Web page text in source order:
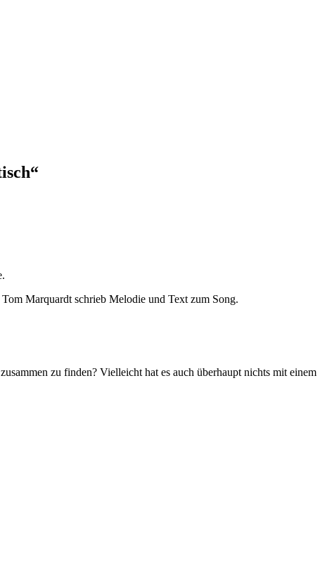
Marquardt schrieb Melodie und Text zum Song.
zu finden? Vielleicht hat es auch überhaupt nichts mit einem